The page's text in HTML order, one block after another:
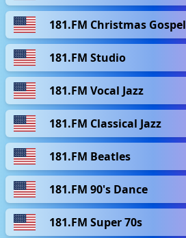
181.FM Christmas Gospel
181.FM Studio
181.FM Vocal Jazz
181.FM Classical Jazz
181.FM Beatles
181.FM 90's Dance
181.FM Super 70s